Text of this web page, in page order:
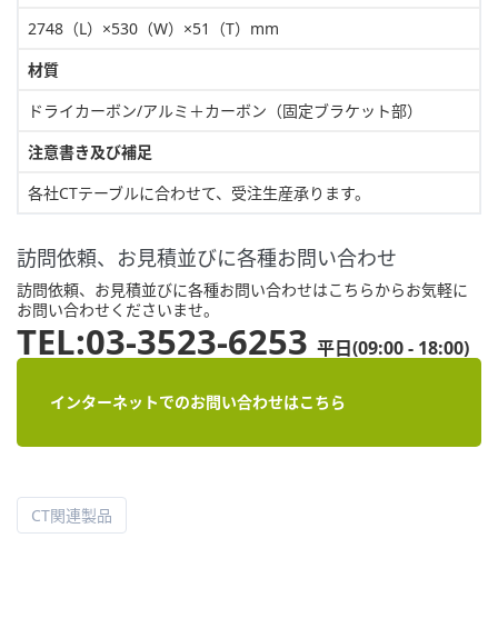
2748（L）×530（W）×51（T）mm
材質
ドライカーボン/アルミ＋カーボン（固定ブラケット部）
注意書き及び補足
各社CTテーブルに合わせて、受注生産承ります。
訪問依頼、お見積並びに各種お問い合わせ
訪問依頼、お見積並びに各種お問い合わせはこちらからお気軽に
お問い合わせくださいませ。
TEL:03-3523-6253 平日(09:00 - 18:00)
インターネットでのお問い合わせはこちら
CT関連製品